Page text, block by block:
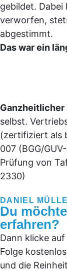
gebildet. Dabei
verworfen,
abgestimmt.
Das war ein
Ganzheitlicher
selbst.
(zertifiziert als
007 (BGG/
Prüfung von
2330)
DANIEL
Du
erfahren?
Dann klicke
Folge
und die